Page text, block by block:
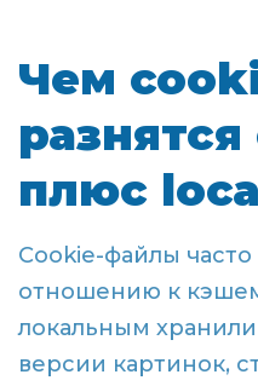
Чем
плюс
Cookie-файлы
отношению к
локальным
версии картинок,